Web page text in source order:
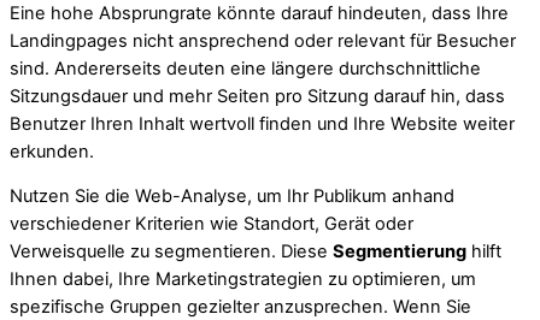
Eine hohe Absprungrate könnte darauf hindeuten, dass Ihre
Landingpages nicht ansprechend oder relevant für Besucher
sind. Andererseits deuten eine längere durchschnittliche
Sitzungsdauer und mehr Seiten pro Sitzung darauf hin, dass
Benutzer Ihren Inhalt wertvoll finden und Ihre Website weiter
erkunden.
Nutzen Sie die Web-Analyse, um Ihr Publikum anhand
verschiedener Kriterien wie Standort, Gerät oder
Verweisquelle zu segmentieren. Diese Segmentierung hilft
Ihnen dabei, Ihre Marketingstrategien zu optimieren, um
spezifische Gruppen gezielter anzusprechen. Wenn Sie